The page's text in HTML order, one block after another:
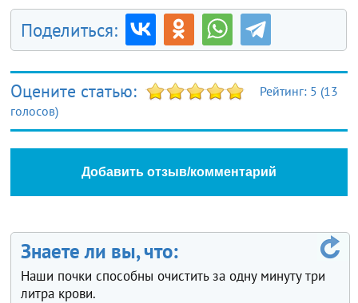
Поделиться:
Оцените статью: Рейтинг: 5 (13
голосов)
Добавить отзыв/комментарий
Знаете ли вы, что:
Наши почки способны очистить за одну минуту три
литра крови.